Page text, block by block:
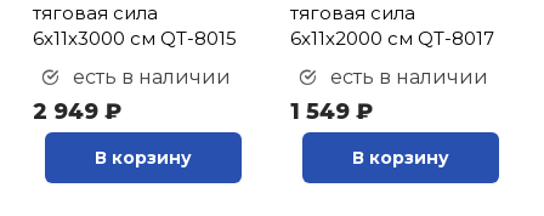
тяговая сила
6х11х3000 см QT-8015
есть в наличии
2 949 ₽
В корзину
тяговая сила
6х11х2000 см QT-8017
есть в наличии
1 549 ₽
В корзину